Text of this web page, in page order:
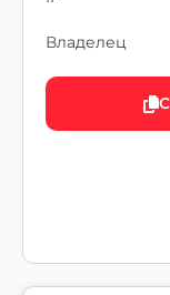
Владелец